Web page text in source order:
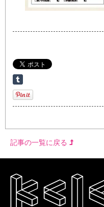
記事の一覧に戻る